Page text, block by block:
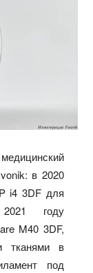
в 2020
i4 3DF для
году
M40 3DF,
тканями в
под